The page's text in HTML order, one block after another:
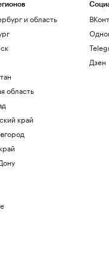
и область
область
край
Дзен